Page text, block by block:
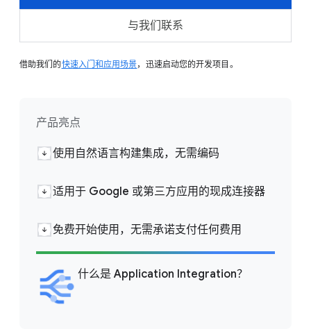
与我们联系
借助我们的快速入门和应用场景，迅速启动您的开发项目。
产品亮点
使用自然语言构建集成，无需编码
适用于 Google 或第三方应用的现成连接器
免费开始使用，无需承诺支付任何费用
什么是 Application Integration？